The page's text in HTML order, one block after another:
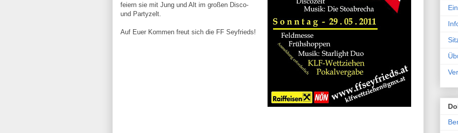
feiern sie mit Jung und Alt im großen Disco-
und Partyzelt.
Auf Euer Kommen freut sich die FF Seyfrieds!